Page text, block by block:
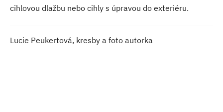
cihlovou dlažbu nebo cihly s úpravou do exteriéru.
Lucie Peukertová, kresby a foto autorka